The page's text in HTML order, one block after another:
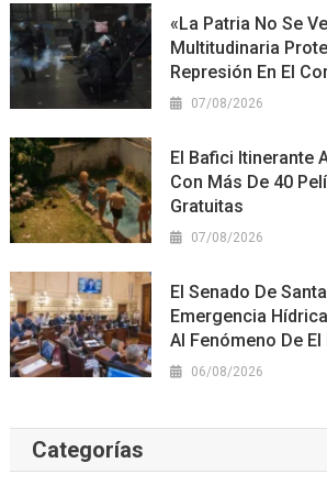
«La Patria No Se
Multitudinaria
Represión En El
07/08/2026
El Bafici Itinerante
Con Más De 40
Gratuitas
07/08/2026
El Senado De
Emergencia
Al Fenómeno De El
06/08/2026
Categorías